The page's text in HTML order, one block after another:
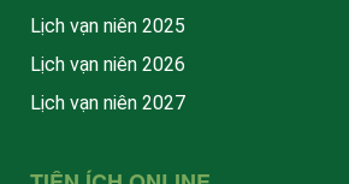
Lịch vạn niên 2025
Lịch vạn niên 2026
Lịch vạn niên 2027